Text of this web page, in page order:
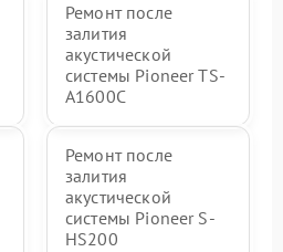
Ремонт после
залития
акустической
системы Pioneer TS-
A1600C
Ремонт после
залития
акустической
системы Pioneer S-
HS200